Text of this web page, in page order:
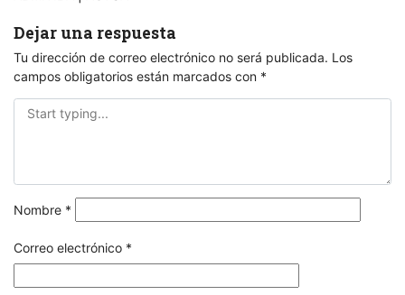
Dejar una respuesta
Tu dirección de correo electrónico no será publicada. Los
campos obligatorios están marcados con *
Nombre *
Correo electrónico *